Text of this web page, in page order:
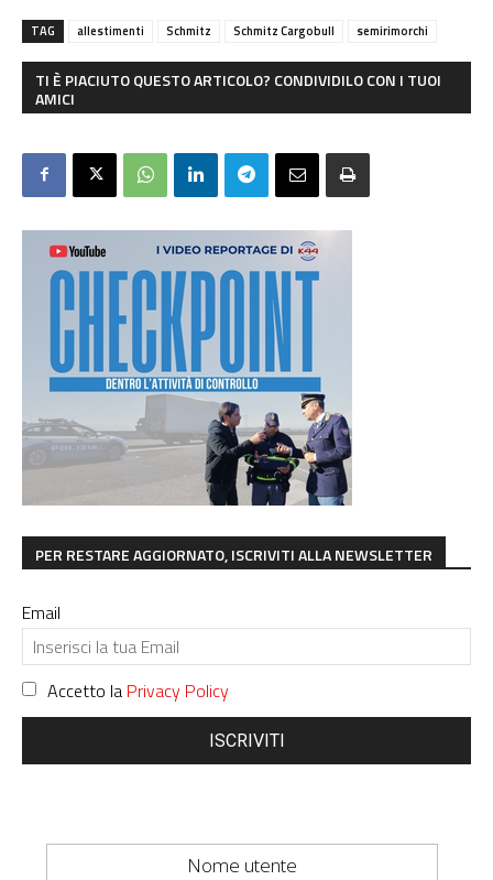
TAG allestimenti Schmitz Schmitz Cargobull semirimorchi
TI È PIACIUTO QUESTO ARTICOLO? CONDIVIDILO CON I TUOI
AMICI
PER RESTARE AGGIORNATO, ISCRIVITI ALLA NEWSLETTER
Email
Accetto la Privacy Policy
ISCRIVITI
Nome utente